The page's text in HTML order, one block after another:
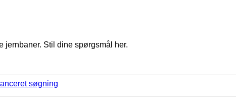
jernbaner. Stil dine spørgsmål her.
søgning